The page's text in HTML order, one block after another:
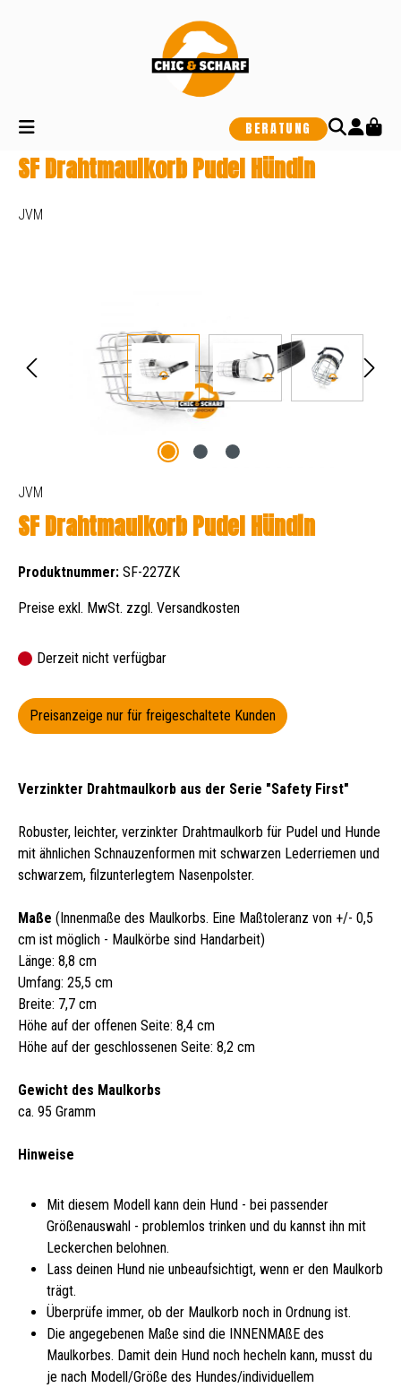
BERATUNG
SF Drahtmaulkorb Pudel Hündin
JVM
JVM
SF Drahtmaulkorb Pudel Hündin
Produktnummer: SF-227ZK
Preise exkl. MwSt. zzgl. Versandkosten
Derzeit nicht verfügbar
Preisanzeige nur für freigeschaltete Kunden
Verzinkter Drahtmaulkorb aus der Serie "Safety First"
Robuster, leichter, verzinkter Drahtmaulkorb für Pudel und Hunde
mit ähnlichen Schnauzenformen mit schwarzen Lederriemen und
schwarzem, filzunterlegtem Nasenpolster.
Maße (Innenmaße des Maulkorbs. Eine Maßtoleranz von +/- 0,5
cm ist möglich - Maulkörbe sind Handarbeit)
Länge: 8,8 cm
Umfang: 25,5 cm
Breite: 7,7 cm
Höhe auf der offenen Seite: 8,4 cm
Höhe auf der geschlossenen Seite: 8,2 cm
Gewicht des Maulkorbs
ca. 95 Gramm
Hinweise
Mit diesem Modell kann dein Hund - bei passender
Größenauswahl - problemlos trinken und du kannst ihn mit
Leckerchen belohnen.
Lass deinen Hund nie unbeaufsichtigt, wenn er den Maulkorb
trägt.
Überprüfe immer, ob der Maulkorb noch in Ordnung ist.
Die angegebenen Maße sind die INNENMAßE des
Maulkorbes. Damit dein Hund noch hecheln kann, musst du
je nach Modell/Größe des Hundes/individuellem